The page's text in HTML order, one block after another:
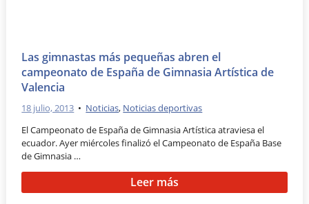
Las gimnastas más pequeñas abren el
campeonato de España de Gimnasia Artística de
Valencia
18 julio, 2013 • Noticias, Noticias deportivas
El Campeonato de España de Gimnasia Artística atraviesa el
ecuador. Ayer miércoles finalizó el Campeonato de España Base
de Gimnasia …
Leer más